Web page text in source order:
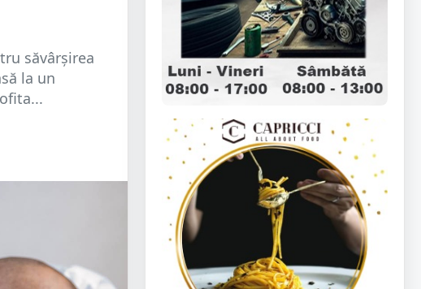
săvârșirea
la un